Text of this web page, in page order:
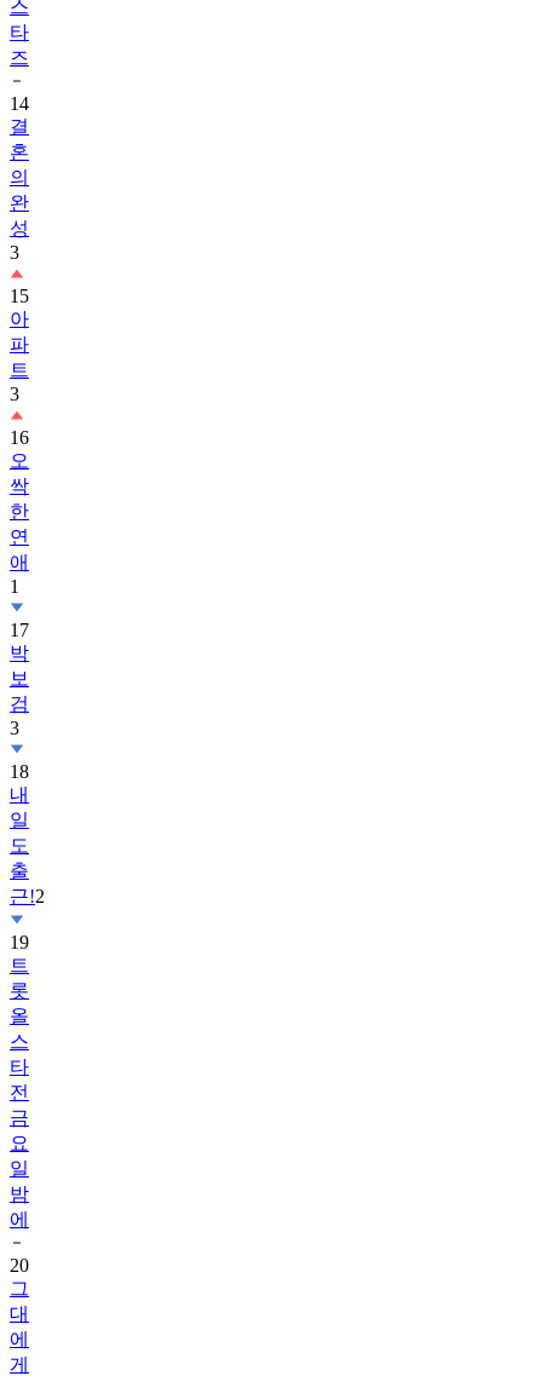
스
타
즈
14
결
혼
의
완
성
3
15
아
파
트
3
16
오
싹
한
연
애
1
17
박
보
검
3
18
내
일
도
출
근!2
19
트
롯
올
스
타
전
금
요
일
밤
에
20
그
대
에
게